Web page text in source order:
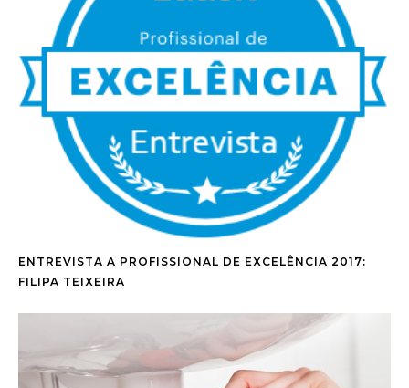
ENTREVISTA A PROFISSIONAL DE EXCELÊNCIA 2017:
FILIPA TEIXEIRA